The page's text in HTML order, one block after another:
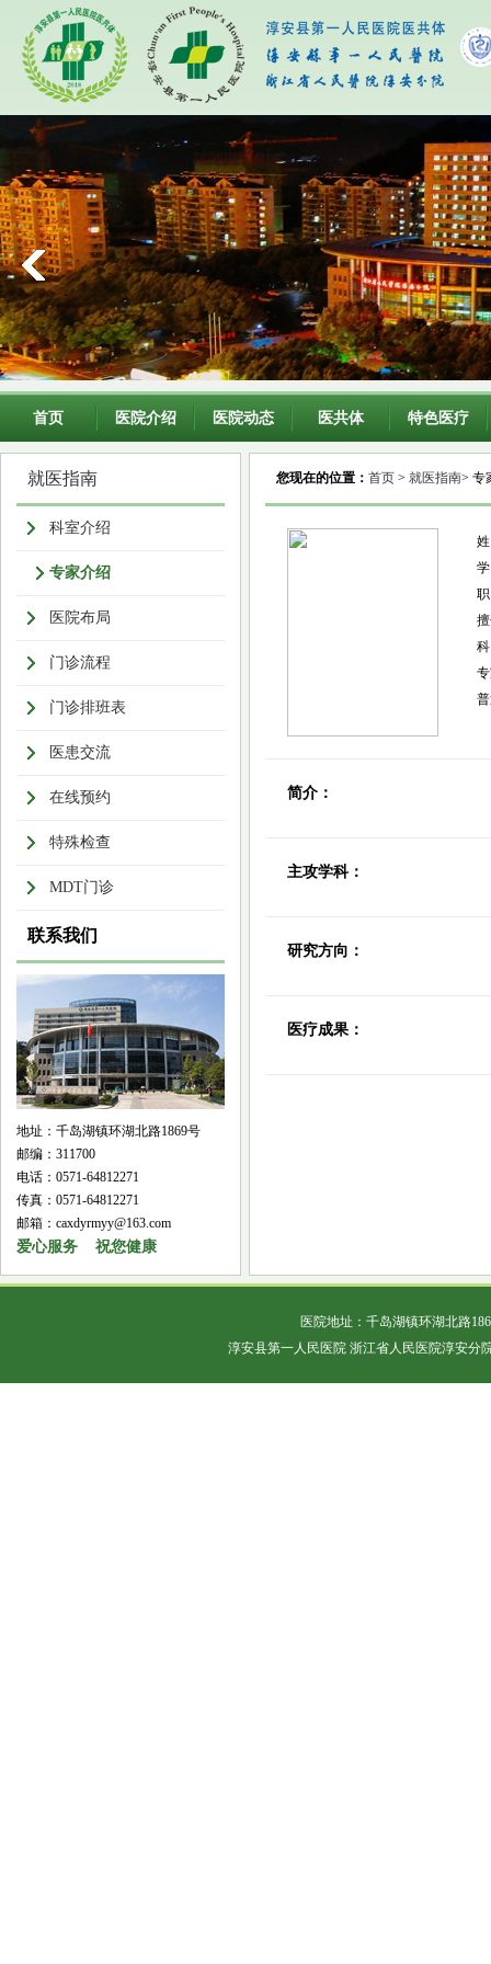
首页 医院介绍 医院动态 医共体 特色医疗
就医指南
科室介绍
专家介绍
医院布局
门诊流程
门诊排班表
医患交流
在线预约
特殊检查
MDT门诊
联系我们
地址：千岛湖镇环湖北路1869号
邮编：311700
电话：0571-64812271
传真：0571-64812271
邮箱：caxdyrmyy@163.com
爱心服务 祝您健康
您现在的位置： 首页 > 就医指南> 专
简介：
主攻学科：
研究方向：
医疗成果：
医院地址：千岛湖镇环湖北路
淳安县第一人民医院 浙江省人民医院淳安分